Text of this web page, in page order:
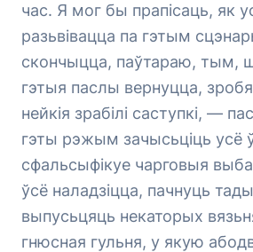
час. Я мог бы прапісаць, як
разьвівацца па гэтым
скончыцца, паўтараю, тым,
гэтыя паслы вернуцца,
нейкія зрабілі саступкі, —
гэты рэжым зачысьціць усё ў
сфальсыфікуе чарговыя
ўсё наладзіцца, пачнуць тады
выпусьцяць некаторых
гнюсная гульня, у якую